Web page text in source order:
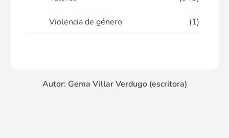
Violencia de género (1)
Autor: Gema Villar Verdugo (escritora)